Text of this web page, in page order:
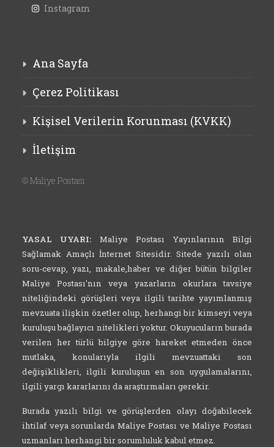
Instagram
Ana Sayfa
Çerez Politikası
Kişisel Verilerin Korunması (KVKK)
İletişim
©Maliye Postası
YASAL UYARI: Maliye Postası Yayınlarının Bilgi
Sağlamak Amaçlı İnternet Sitesidir. Sitede yazılı olan
soru-cevap, yazı, makale,haber ve diğer bütün bilgiler
Maliye Postası'nın veya yazarların okurlara tavsiye
niteliğindeki görüşleri veya ilgili tarihte yayımlanmış
mevzuata ilişkin özetler olup, herhangi bir kimseyi veya
kuruluşu bağlayıcı nitelikleri yoktur. Okuyucuların burada
verilen her türlü bilgiye göre hareket etmeden önce
mutlaka, konularıyla ilgili mevzuattaki son
değişiklikleri, ilgili kuruluşun en son uygulamalarını,
ilgili yargı kararlarını da araştırmaları gerekir.
Burada yazılı bilgi ve görüşlerden olayı doğabilecek
ihtilaf veya sorunlarda Maliye Postası ve Maliye Postası
uzmanları herhangi bir sorumluluk kabul etmez.